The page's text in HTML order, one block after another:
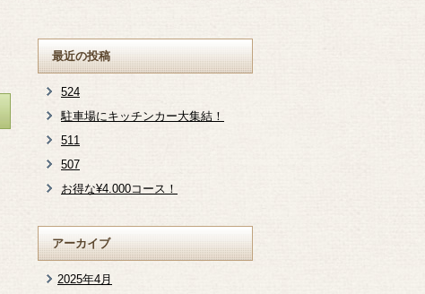
最近の投稿
524
駐車場にキッチンカー大集結！
511
507
お得な¥4.000コース！
アーカイブ
2025年4月